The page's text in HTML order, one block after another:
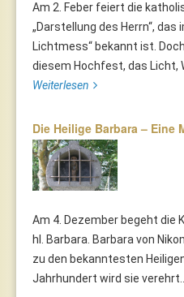
Am 2. Feber feiert die
„Darstellung des Herrn“, das
Lichtmess“ bekannt ist.
diesem Hochfest, das Licht,
Weiterlesen
Die Heilige Barbara – Eine
Am 4. Dezember begeht die
hl. Barbara. Barbara von
zu den bekanntesten
Jahrhundert wird sie verehrt...